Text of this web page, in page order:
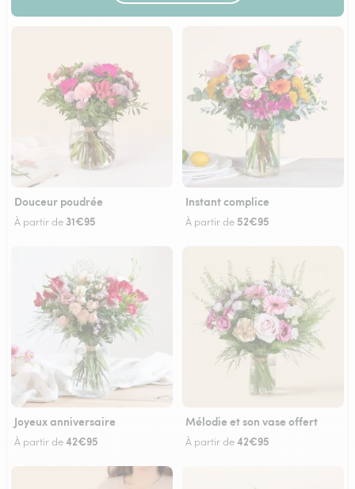
Douceur poudrée
À partir de 31€95
Instant complice
À partir de 52€95
Joyeux anniversaire
À partir de42€95
Mélodie et son vase offert
À partir de42€95